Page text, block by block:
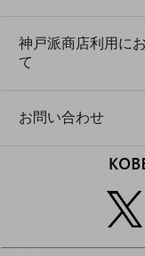
神戸派商店利用に
て
お問い合わせ